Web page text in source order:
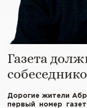
Газета
Дорогие жители
первый номер